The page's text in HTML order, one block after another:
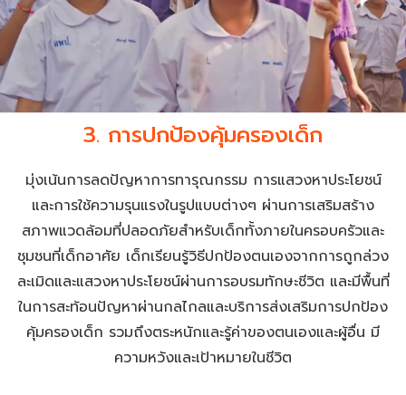
3. การปกป้องคุ้มครองเด็ก
มุ่งเน้นการลดปัญหาการทารุณกรรม การแสวงหาประโยชน์
และการใช้ความรุนแรงในรูปแบบต่างๆ ผ่านการเสริมสร้าง
สภาพแวดล้อมที่ปลอดภัยสำหรับเด็กทั้งภายในครอบครัวและ
ชุมชนที่เด็กอาศัย เด็กเรียนรู้วิธีปกป้องตนเองจากการถูกล่วง
ละเมิดและแสวงหาประโยชน์ผ่านการอบรมทักษะชีวิต และมีพื้นที่
ในการสะท้อนปัญหาผ่านกลไกลและบริการส่งเสริมการปกป้อง
คุ้มครองเด็ก รวมถึงตระหนักและรู้ค่าของตนเองและผู้อื่น มี
ความหวังและเป้าหมายในชีวิต